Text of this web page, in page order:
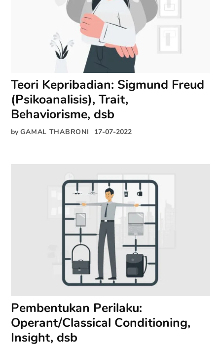
Teori Kepribadian: Sigmund Freud
(Psikoanalisis), Trait,
Behaviorisme, dsb
by GAMAL THABRONI 17-07-2022
Pembentukan Perilaku:
Operant/Classical Conditioning,
Insight, dsb